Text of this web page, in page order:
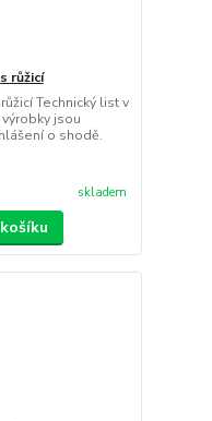
růžicí
Technický list v
jsou
o shodě.
skladem